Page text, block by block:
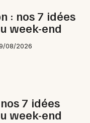
: nos 7 idées
week-end
08/2026
7 idées
week-end